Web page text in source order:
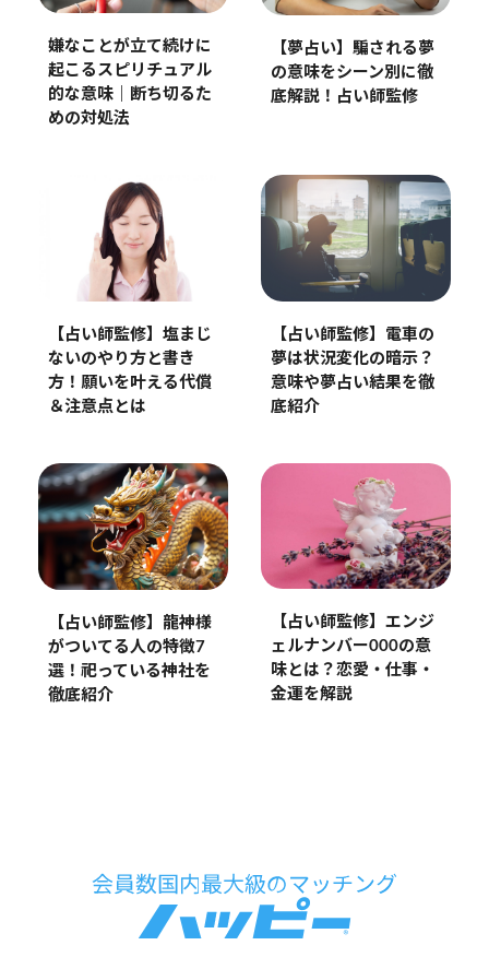
嫌なことが立て続けに
起こるスピリチュアル
的な意味｜断ち切るた
めの対処法
【夢占い】騙される夢
の意味をシーン別に徹
底解説！占い師監修
【占い師監修】塩まじ
ないのやり方と書き
方！願いを叶える代償
＆注意点とは
【占い師監修】電車の
夢は状況変化の暗示？
意味や夢占い結果を徹
底紹介
【占い師監修】龍神様
がついてる人の特徴7
選！祀っている神社を
徹底紹介
【占い師監修】エンジ
ェルナンバー000の意
味とは？恋愛・仕事・
金運を解説